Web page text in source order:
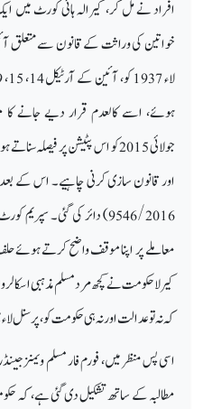
افراد نے مل کر، کیرالہ ہائی کورٹ
جولائی 2015 کو اس پٹیشن پر فیصلہ
اور قانون سازی کرنی چاہیے۔ اس کے
9546/2016) دائر کی گئی۔ سپریم
معاملے پر اپنا موقف واضح کرتے ہوئے
کیرلا حکومت نے کچھ مرد مسلم مذہبی
کہ نہ تو عدالت اور نہ ہی حکومت کو، پرسنل
اسی پس منظر میں، فورم فار مسلم ویمنز
مطالبہ کے ساتھ تشکیل دی گئی ہے، کہ